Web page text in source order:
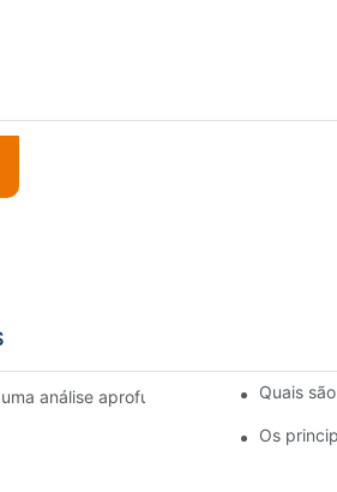
análise aprofundada do projeto do
Quais
de uma fábrica de bombas de
Os